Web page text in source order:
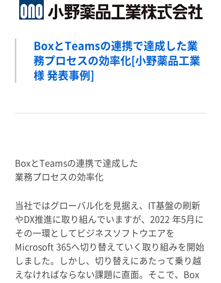
BoxとTeamsの連携で達成した業
務プロセスの効率化[小野薬品工業
様 発表事例]
BoxとTeamsの連携で達成した
業務プロセスの効率化
当社ではグローバル化を見据え、 IT基盤の刷新
やDX推進に取り組んでいますが、 2022 年5月に
その一環としてビジネスソフトウエアを
Microsoft 365へ切り替えていく取り組みを開始
しました。しかし、切り替えにあたって乗り越
えなければならない課題に直面。そこで、 Box